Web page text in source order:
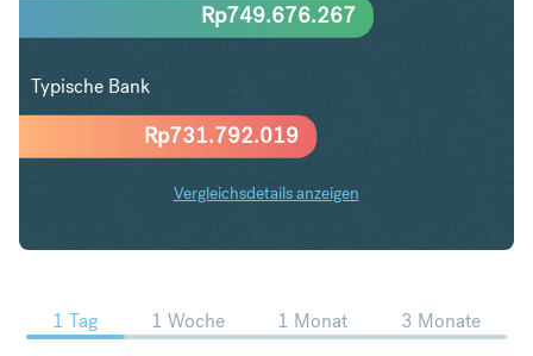
Rp731.792.019
Rp749.676.267
Typische Bank
Vergleichsdetails anzeigen
NZD in IDR Trends
1 Tag 1 Woche 1 Monat 3 Monate